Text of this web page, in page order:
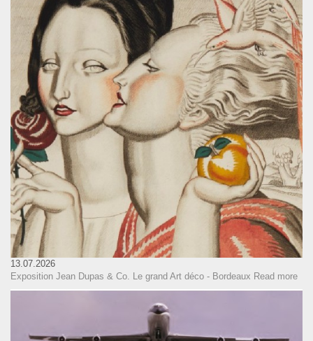
13.07.2026
Exposition Jean Dupas & Co. Le grand Art déco - Bordeaux Read more